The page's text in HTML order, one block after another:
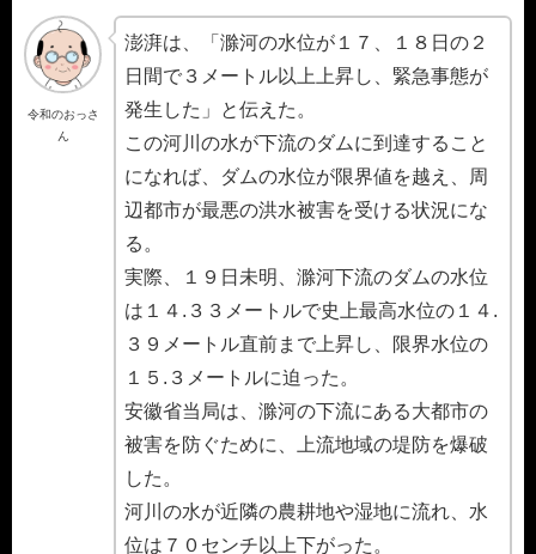
令和のおっさ
ん
澎湃は、「滁河の水位が１７、１８日の２
日間で３メートル以上上昇し、緊急事態が
発生した」と伝えた。
この河川の水が下流のダムに到達すること
になれば、ダムの水位が限界値を越え、周
辺都市が最悪の洪水被害を受ける状況にな
る。
実際、１９日未明、滁河下流のダムの水位
は１４.３３メートルで史上最高水位の１４.
３９メートル直前まで上昇し、限界水位の
１５.３メートルに迫った。
安徽省当局は、滁河の下流にある大都市の
被害を防ぐために、上流地域の堤防を爆破
した。
河川の水が近隣の農耕地や湿地に流れ、水
位は７０センチ以上下がった。